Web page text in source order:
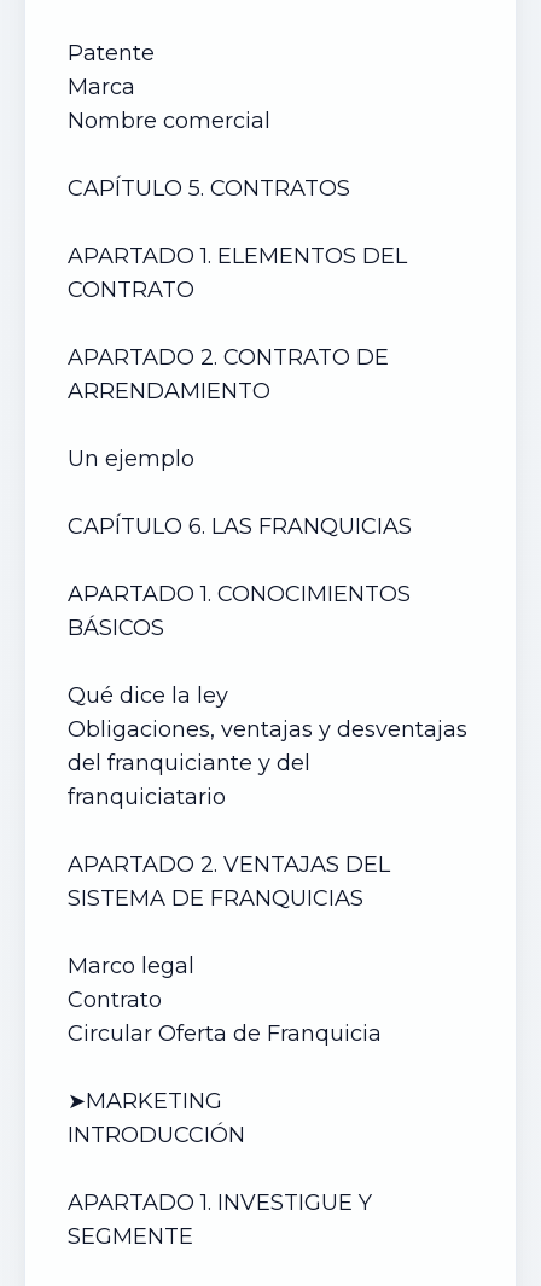
Patente
Marca
Nombre comercial
CAPÍTULO 5. CONTRATOS
APARTADO 1. ELEMENTOS DEL
CONTRATO
APARTADO 2. CONTRATO DE
ARRENDAMIENTO
Un ejemplo
CAPÍTULO 6. LAS FRANQUICIAS
APARTADO 1. CONOCIMIENTOS
BÁSICOS
Qué dice la ley
Obligaciones, ventajas y desventajas
del franquiciante y del
franquiciatario
APARTADO 2. VENTAJAS DEL
SISTEMA DE FRANQUICIAS
Marco legal
Contrato
Circular Oferta de Franquicia
➤MARKETING
INTRODUCCIÓN
APARTADO 1. INVESTIGUE Y
SEGMENTE